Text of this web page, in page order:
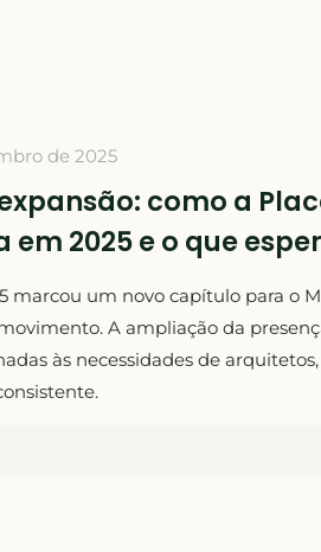
de 2025
como a
em 2025 e o que
marcou um novo capítulo para o
A ampliação da
às necessidades de